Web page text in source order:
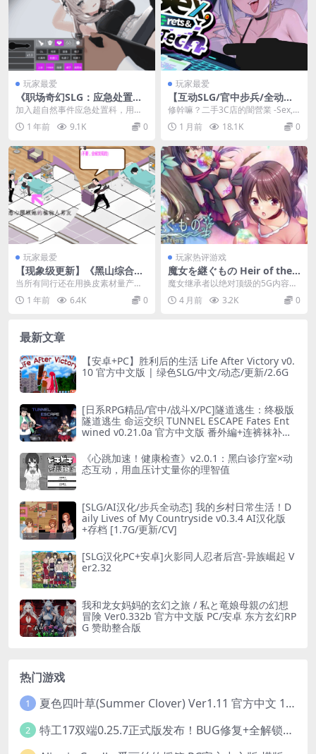
玩家最爱
《职场奇幻SLG：应急处置科
事件簿 官方中文版》
加入超自然事件应急处置科，用动
态策略化解30+都市危机！通过实
时QTE操作指挥小...
1 年前 9.1K 0
玩家最爱
【互动SLG/官中步兵/全动态
HCG】修干嘛？二手3C店的闇
营业 Sex, Secrets & Used Te
ch Demo Ver0.515a【Work
CV】
修幹嘛？二手3C店的闇營業 -Sex, S
ecrets & Used T...
1 月前 18.1K 0
玩家最爱
【现象级更新】《黑山综合医
院》Ver2.3.2 官方中文版：双
路线分裂+碎片商店丨2G封神
级经营
当所有同行还在用换皮素材量产黄
油时，黑山社用手术刀般的数值设
计剖开了模拟经营的天...
1 年前 6.4K 0
玩家热评游戏
魔女を継ぐもの Heir of the
Witch -Gathering & Craftin
g PC版 开放世界采集制作RP
G 魔幻工艺版 5G完整版
魔女继承者以绝对顶级的5G内容容
量构建了一个生机勃勃的架空魔幻
大陆，玩家将扮演继...
4 月前 3.2K 0
最新文章
【安卓+PC】胜利后的生活 Life After Victory v0.
10 官方中文版 | 绿色SLG/中文/动态/更新/2.6G
[日系RPG精品/官中/战斗X/PC]隧道逃生：终极版
隧道逃生 命运交织 TUNNEL ESCAPE Fates Ent
wined v0.21.0a 官方中文版 番外編+连裤袜补丁
《心跳加速！健康检查》v2.0.1：黑白诊疗室×动
态互动，用血压计丈量你的理智值
[SLG/AI汉化/步兵全动态] 我的乡村日常生活！D
aily Lives of My Countryside v0.3.4 AI汉化版
+存档 [1.7G/更新/CV]
[SLG汉化PC+安卓]火影同人忍者后宫-异族崛起 V
er2.32
我和龙女妈妈的玄幻之旅 / 私と竜娘母親の幻想
冒険 Ver0.332b 官方中文版 PC/安卓 东方玄幻RP
G 赞助整合版
热门游戏
1 夏色四叶草(Summer Clover) Ver1.11 官方中文 1+4.35G 全CG 有CV 百度盘版本
2 特工17双端0.25.7正式版发布！BUG修复+全解锁存档+赞助码合集（安卓/PC/中文/动态）